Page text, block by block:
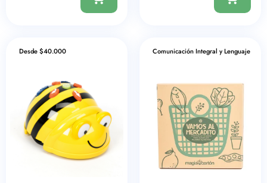
Desde $40.000 Comunicación Integral y Lenguaje